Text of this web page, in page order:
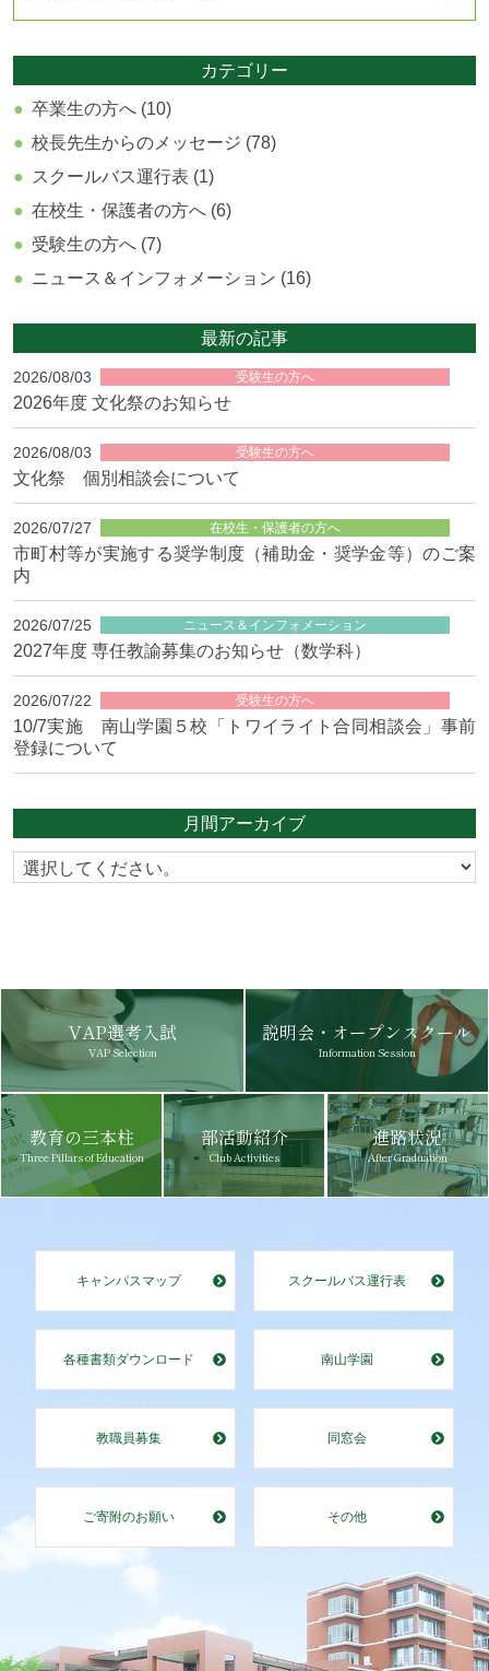
カテゴリー
卒業生の方へ (10)
校長先生からのメッセージ (78)
スクールバス運行表 (1)
在校生・保護者の方へ (6)
受験生の方へ (7)
ニュース＆インフォメーション (16)
最新の記事
2026/08/03 受験生の方へ
2026年度 文化祭のお知らせ
2026/08/03 受験生の方へ
文化祭 個別相談会について
2026/07/27 在校生・保護者の方へ
市町村等が実施する奨学制度（補助金・奨学金等）のご案
内
2026/07/25 ニュース＆インフォメーション
2027年度 専任教諭募集のお知らせ（数学科）
2026/07/22 受験生の方へ
10/7実施 南山学園５校「トワイライト合同相談会」事前
登録について
月間アーカイブ
VAP選考入試
VAP Selection
説明会・オープンスクール
Information Session
教育の三本柱
Three Pillars of Education
部活動紹介
Club Activities
進路状況
After Graduation
キャンパスマップ スクールバス運行表
各種書類ダウンロード 南山学園
教職員募集 同窓会
ご寄附のお願い その他